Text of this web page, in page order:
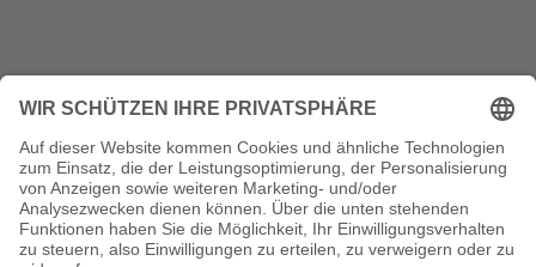
Montag, Dienstag und Donnerstag:
10 bis 12 Uhr und von 13 bis 16 Uhr